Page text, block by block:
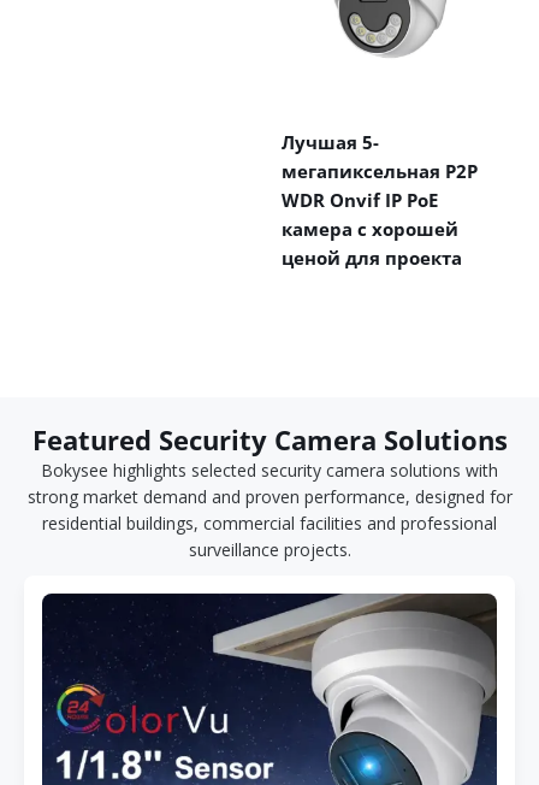
Лучшая 5-
мегапиксельная P2P
WDR Onvif IP PoE
камера с хорошей
ценой для проекта
Featured Security Camera Solutions
Bokysee highlights selected security camera solutions with
strong market demand and proven performance, designed for
residential buildings, commercial facilities and professional
surveillance projects.